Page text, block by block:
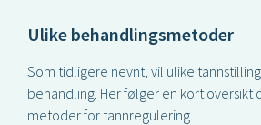
Ulike behandlingsmetoder
Som tidligere nevnt, vil ulike
behandling. Her følger en kort oversikt
metoder for tannregulering.